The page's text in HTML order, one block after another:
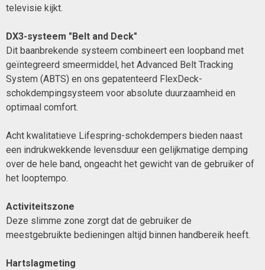
televisie kijkt.
DX3-systeem "Belt and Deck"
Dit baanbrekende systeem combineert een loopband met
geïntegreerd smeermiddel, het Advanced Belt Tracking
System (ABTS) en ons gepatenteerd FlexDeck-
schokdempingsysteem voor absolute duurzaamheid en
optimaal comfort.
Acht kwalitatieve Lifespring-schokdempers bieden naast
een indrukwekkende levensduur een gelijkmatige demping
over de hele band, ongeacht het gewicht van de gebruiker of
het looptempo.
Activiteitszone
Deze slimme zone zorgt dat de gebruiker de
meestgebruikte bedieningen altijd binnen handbereik heeft.
Hartslagmeting